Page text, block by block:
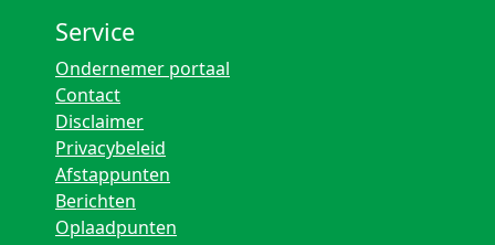
Service
Ondernemer portaal
Contact
Disclaimer
Privacybeleid
Afstappunten
Berichten
Oplaadpunten